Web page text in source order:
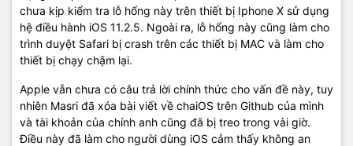
chưa kịp kiểm tra lỗ hổng này trên thiết bị Iphone X sử dụng
hệ điều hành iOS 11.2.5. Ngoài ra, lỗ hổng này cũng làm cho
trình duyệt Safari bị crash trên các thiết bị MAC và làm cho
thiết bị chạy chậm lại.
Apple vẫn chưa có câu trả lời chính thức cho vấn đề này, tuy
nhiên Masri đã xóa bài viết về chaiOS trên Github của mình
và tài khoản của chính anh cũng đã bị treo trong vài giờ.
Điều này đã làm cho người dùng iOS cảm thấy không an